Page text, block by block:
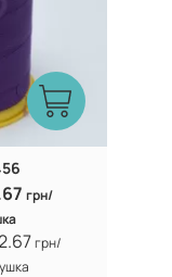
грн/
грн/